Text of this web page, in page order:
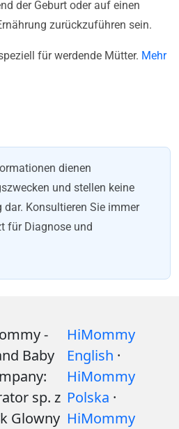
der Geburt oder auf einen
zurückzuführen sein.
für werdende Mütter. Mehr
dienen
und stellen keine
Konsultieren Sie immer
für Diagnose und
-
Baby
sp. z
Glowny
HiMommy
English ·
HiMommy
Polska ·
HiMommy